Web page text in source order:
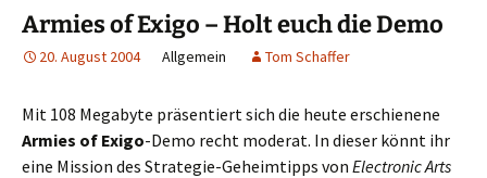
Armies of Exigo – Holt euch die Demo
20. August 2004 Allgemein Tom Schaffer
Mit 108 Megabyte präsentiert sich die heute erschienene
Armies of Exigo-Demo recht moderat. In dieser könnt ihr
eine Mission des Strategie-Geheimtipps von Electronic Arts